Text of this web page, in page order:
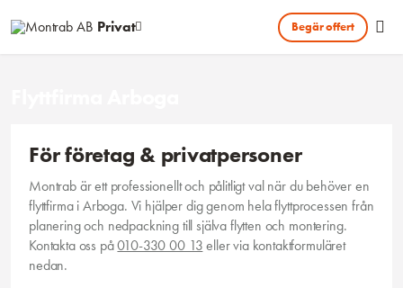
Privat
Begär offert
För företag & privatpersoner
Montrab är ett professionellt och pålitligt val när du behöver en
flyttfirma i Arboga. Vi hjälper dig genom hela flyttprocessen från
planering och nedpackning till själva flytten och montering.
Kontakta oss på010-330 00 13eller via kontaktformuläret
nedan.